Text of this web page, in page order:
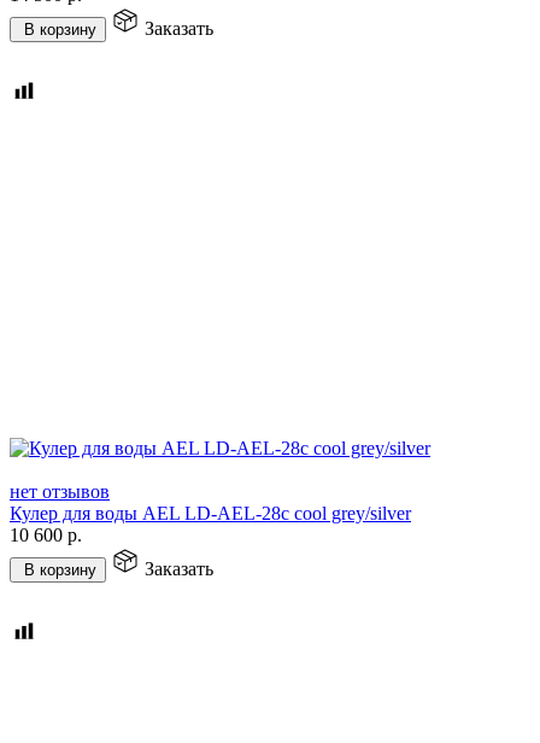
В корзину Заказать
нет отзывов
Кулер для воды AEL LD-AEL-28c cool grey/silver
10 600 р.
В корзину Заказать